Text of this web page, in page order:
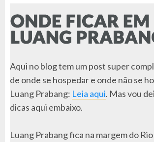
Aqui no blog tem um post super
de onde se hospedar e onde não se
Luang Prabang: Leia aqui. Mas vou
dicas aqui embaixo.
Luang Prabang fica na margem do